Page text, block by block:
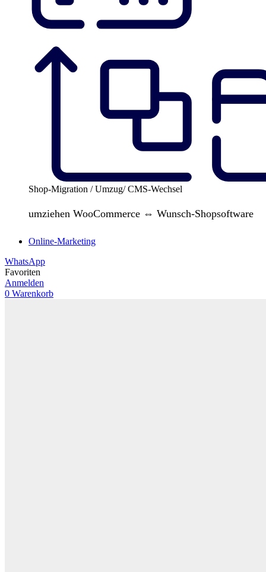
Shop-Migration / Umzug/ CMS-Wechsel
umziehen WooCommerce ⇔ Wunsch-Shopsoftware
Online-Marketing
WhatsApp
Favoriten
Anmelden
0 Warenkorb